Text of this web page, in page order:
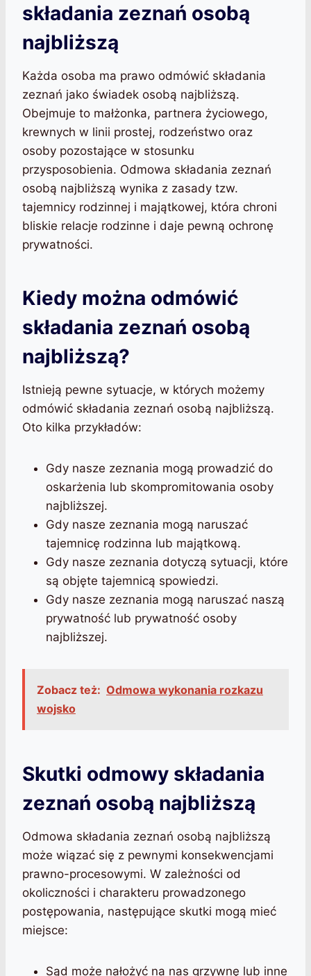
składania zeznań osobą
najbliższą
Każda osoba ma prawo odmówić składania
zeznań jako świadek osobą najbliższą.
Obejmuje to małżonka, partnera życiowego,
krewnych w linii prostej, rodzeństwo oraz
osoby pozostające w stosunku
przysposobienia. Odmowa składania zeznań
osobą najbliższą wynika z zasady tzw.
tajemnicy rodzinnej i majątkowej, która chroni
bliskie relacje rodzinne i daje pewną ochronę
prywatności.
Kiedy można odmówić
składania zeznań osobą
najbliższą?
Istnieją pewne sytuacje, w których możemy
odmówić składania zeznań osobą najbliższą.
Oto kilka przykładów:
Gdy nasze zeznania mogą prowadzić do
oskarżenia lub skompromitowania osoby
najbliższej.
Gdy nasze zeznania mogą naruszać
tajemnicę rodzinna lub majątkową.
Gdy nasze zeznania dotyczą sytuacji, które
są objęte tajemnicą spowiedzi.
Gdy nasze zeznania mogą naruszać naszą
prywatność lub prywatność osoby
najbliższej.
Zobacz też: Odmowa wykonania rozkazu
wojsko
Skutki odmowy składania
zeznań osobą najbliższą
Odmowa składania zeznań osobą najbliższą
może wiązać się z pewnymi konsekwencjami
prawno-procesowymi. W zależności od
okoliczności i charakteru prowadzonego
postępowania, następujące skutki mogą mieć
miejsce:
Sąd może nałożyć na nas grzywnę lub inne